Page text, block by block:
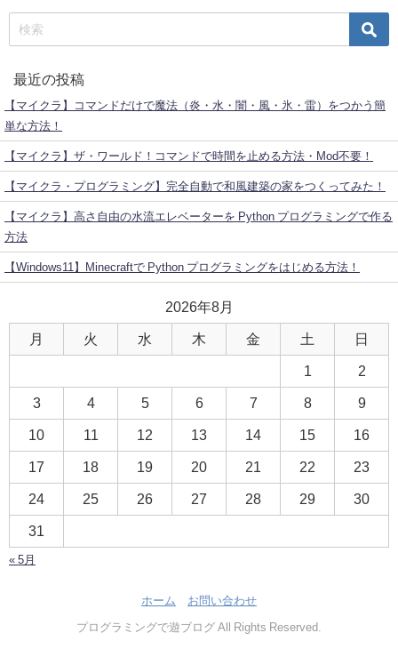
最近の投稿
【マイクラ】コマンドだけで魔法（炎・水・闇・風・氷・雷）をつかう簡
単な方法！
【マイクラ】ザ・ワールド！コマンドで時間を止める方法・Mod不要！
【マイクラ・プログラミング】完全自動で和風建築の家をつくってみた！
【マイクラ】高さ自由の水流エレベーターを Python プログラミングで作る
方法
【Windows11】Minecraftで Python プログラミングをはじめる方法！
2026年8月
月 火 水 木 金 土 日
1 2
3 4 5 6 7 8 9
10 11 12 13 14 15 16
17 18 19 20 21 22 23
24 25 26 27 28 29 30
31
« 5月
ホーム お問い合わせ
プログラミングで遊ブログ All Rights Reserved.